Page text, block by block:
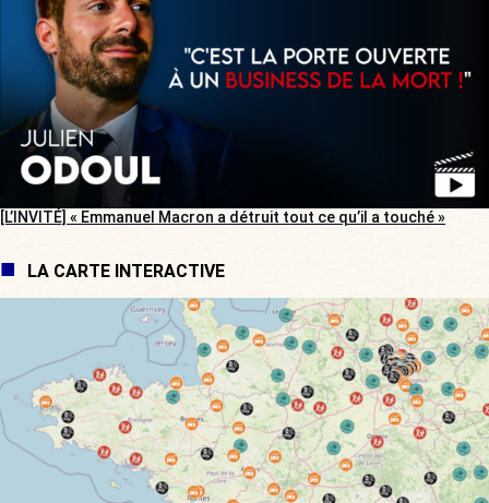
[L’INVITÉ] « Emmanuel Macron a détruit tout ce qu’il a touché »
LA CARTE INTERACTIVE